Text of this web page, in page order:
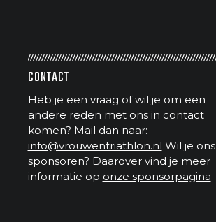
CONTACT
Heb je een vraag of wil je om een
andere reden met ons in contact
komen? Mail dan naar:
info@vrouwentriathlon.nl Wil je ons
sponsoren? Daarover vind je meer
informatie op onze sponsorpagina